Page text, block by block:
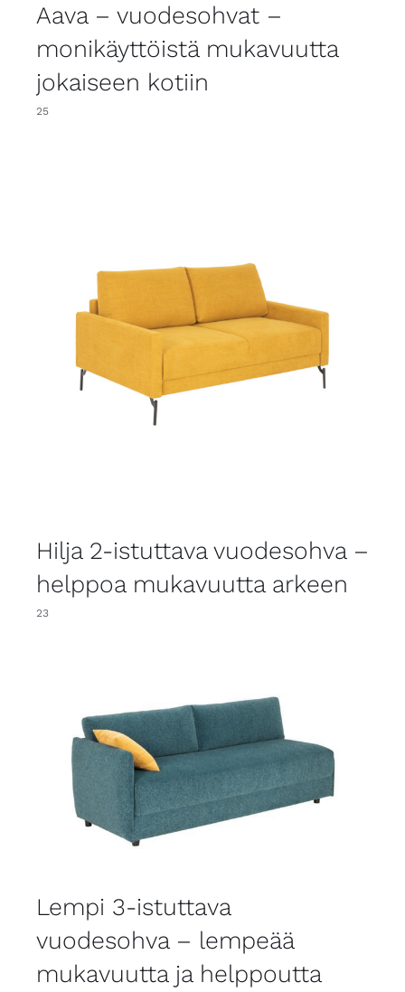
Aava – vuodesohvat –
monikäyttöistä mukavuutta
jokaiseen kotiin
25
Hilja 2-istuttava vuodesohva –
helppoa mukavuutta arkeen
23
Lempi 3-istuttava
vuodesohva – lempeää
mukavuutta ja helppoutta